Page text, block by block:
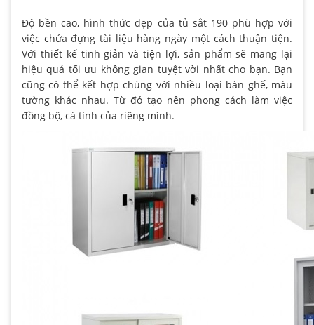
Độ bền cao, hình thức đẹp của tủ sắt 190 phù hợp với
việc chứa đựng tài liệu hàng ngày một cách thuận tiện.
Với thiết kế tinh giản và tiện lợi, sản phẩm sẽ mang lại
hiệu quả tối ưu không gian tuyệt vời nhất cho bạn. Bạn
cũng có thể kết hợp chúng với nhiều loại bàn ghế, màu
tường khác nhau. Từ đó tạo nên phong cách làm việc
đồng bộ, cá tính của riêng mình.